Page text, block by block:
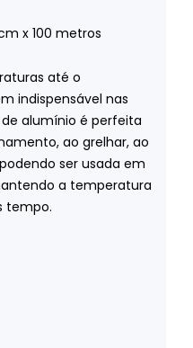
x 100 metros
até o
indispensável nas
alumínio é perfeita
ao grelhar, ao
ser usada em
a temperatura
tempo.